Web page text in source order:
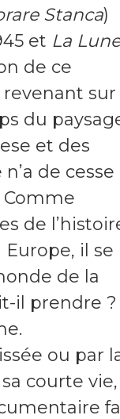
Stanca)
et La
de ce
sur
du
et des
de cesse
Comme
de
il se
de la
il prendre ?
ou par
courte vie,